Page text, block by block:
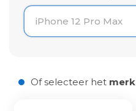
Of selecteer het merk